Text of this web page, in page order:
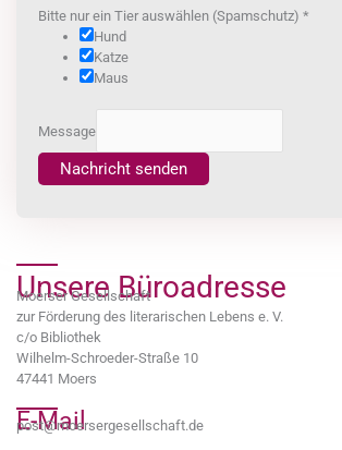
Bitte nur ein Tier auswählen (Spamschutz) *
Hund
Katze
Maus
Message
Nachricht senden
Unsere Büroadresse
Moerser Gesellschaft
zur Förderung des literarischen Lebens e. V.
c/o Bibliothek
Wilhelm-Schroeder-Straße 10
47441 Moers
E-Mail
post@moersergesellschaft.de